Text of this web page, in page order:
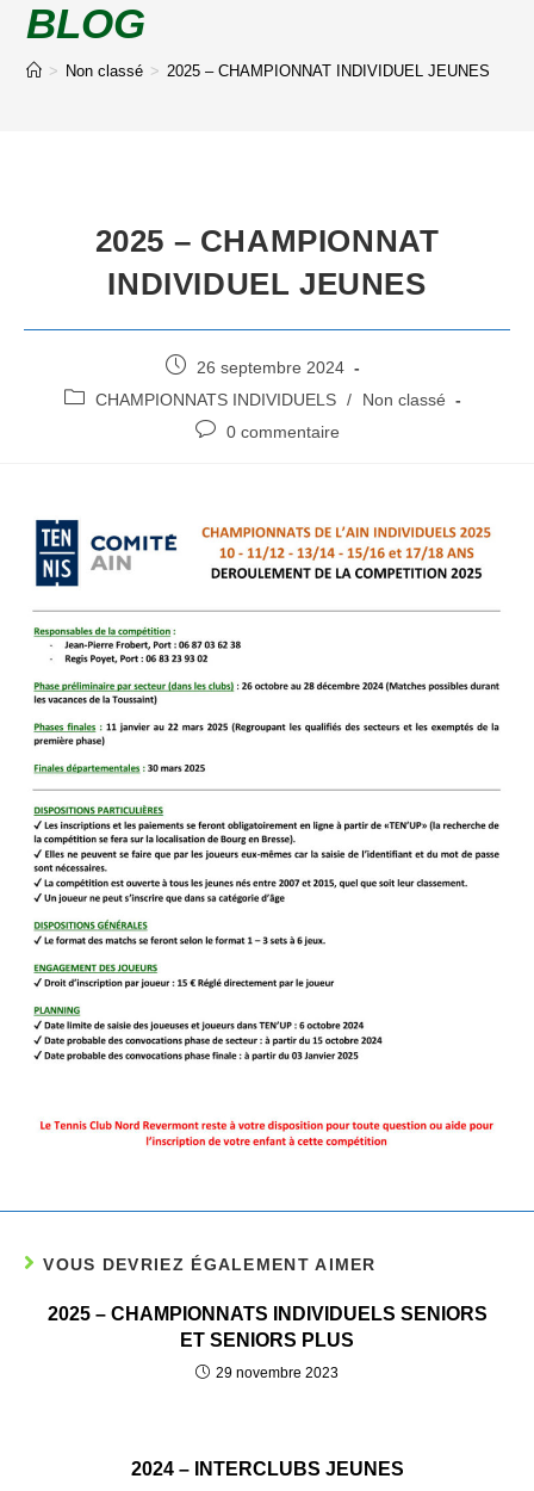
BLOG
> Non classé > 2025 – CHAMPIONNAT INDIVIDUEL JEUNES
2025 – CHAMPIONNAT
INDIVIDUEL JEUNES
26 septembre 2024
CHAMPIONNATS INDIVIDUELS /
Non classé
0 commentaire
VOUS DEVRIEZ ÉGALEMENT AIMER
2025 – CHAMPIONNATS INDIVIDUELS SENIORS
ET SENIORS PLUS
29 novembre 2023
2024 – INTERCLUBS JEUNES